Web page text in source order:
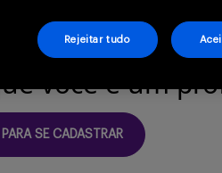
você é um
SE CADASTRAR
Rejeitar tudo